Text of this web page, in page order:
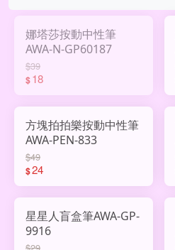
娜塔莎按動中性筆
AWA-N-GP60187
$39
$18
方塊拍拍樂按動中性筆
AWA-PEN-833
$49
$24
星星人盲盒筆AWA-GP-
9916
$29